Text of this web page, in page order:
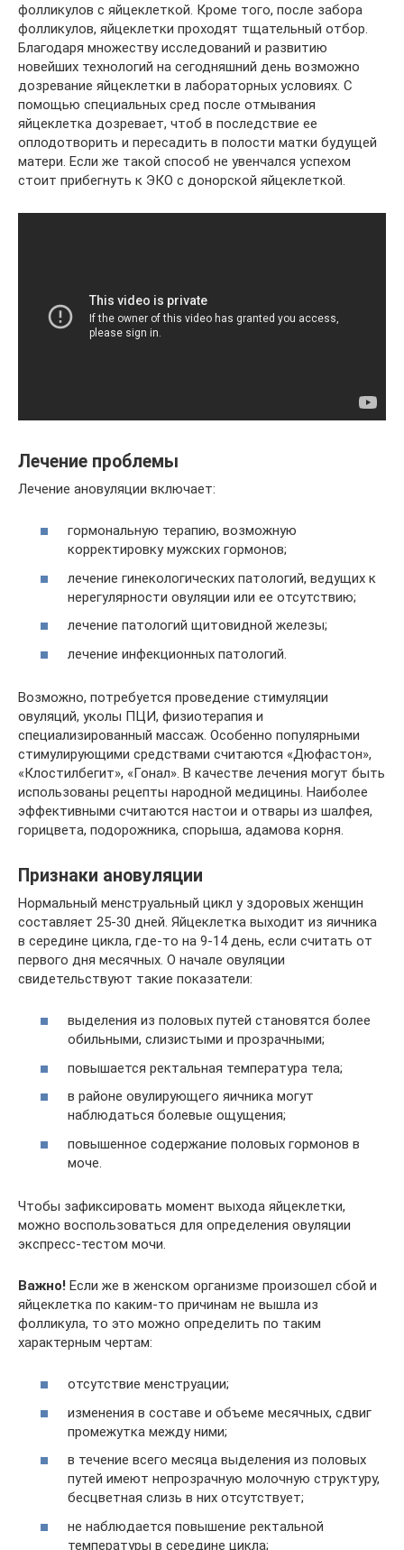
фолликулов с яйцеклеткой. Кроме того, после забора
фолликулов, яйцеклетки проходят тщательный отбор.
Благодаря множеству исследований и развитию
новейших технологий на сегодняшний день возможно
дозревание яйцеклетки в лабораторных условиях. С
помощью специальных сред после отмывания
яйцеклетка дозревает, чтоб в последствие ее
оплодотворить и пересадить в полости матки будущей
матери. Если же такой способ не увенчался успехом
стоит прибегнуть к ЭКО с донорской яйцеклеткой.
Лечение проблемы
Лечение ановуляции включает:
гормональную терапию, возможную
корректировку мужских гормонов;
лечение гинекологических патологий, ведущих к
нерегулярности овуляции или ее отсутствию;
лечение патологий щитовидной железы;
лечение инфекционных патологий.
Возможно, потребуется проведение стимуляции
овуляций, уколы ПЦИ, физиотерапия и
специализированный массаж. Особенно популярными
стимулирующими средствами считаются «Дюфастон»,
«Клостилбегит», «Гонал». В качестве лечения могут быть
использованы рецепты народной медицины. Наиболее
эффективными считаются настои и отвары из шалфея,
горицвета, подорожника, спорыша, адамова корня.
Признаки ановуляции
Нормальный менструальный цикл у здоровых женщин
составляет 25-30 дней. Яйцеклетка выходит из яичника
в середине цикла, где-то на 9-14 день, если считать от
первого дня месячных. О начале овуляции
свидетельствуют такие показатели:
выделения из половых путей становятся более
обильными, слизистыми и прозрачными;
повышается ректальная температура тела;
в районе овулирующего яичника могут
наблюдаться болевые ощущения;
повышенное содержание половых гормонов в
моче.
Чтобы зафиксировать момент выхода яйцеклетки,
можно воспользоваться для определения овуляции
экспресс-тестом мочи.
Важно! Если же в женском организме произошел сбой и
яйцеклетка по каким-то причинам не вышла из
фолликула, то это можно определить по таким
характерным чертам:
отсутствие менструации;
изменения в составе и объеме месячных, сдвиг
промежутка между ними;
в течение всего месяца выделения из половых
путей имеют непрозрачную молочную структуру,
бесцветная слизь в них отсутствует;
не наблюдается повышение ректальной
температуры в середине цикла;